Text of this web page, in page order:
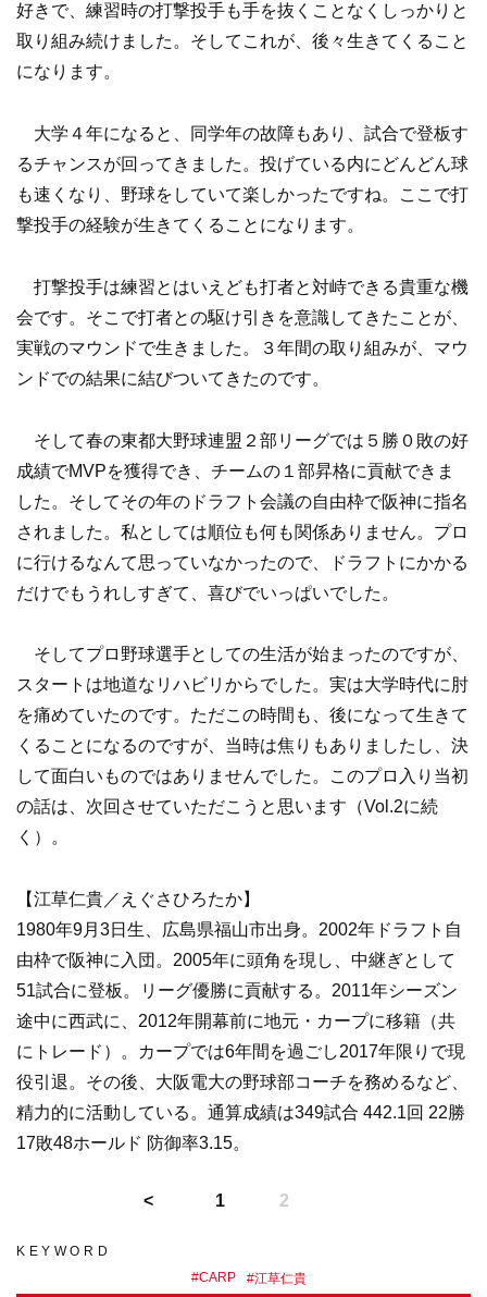
好きで、練習時の打撃投手も手を抜くことなくしっかりと
取り組み続けました。そしてこれが、後々生きてくること
になります。
大学４年になると、同学年の故障もあり、試合で登板す
るチャンスが回ってきました。投げている内にどんどん球
も速くなり、野球をしていて楽しかったですね。ここで打
撃投手の経験が生きてくることになります。
打撃投手は練習とはいえども打者と対峙できる貴重な機
会です。そこで打者との駆け引きを意識してきたことが、
実戦のマウンドで生きました。３年間の取り組みが、マウ
ンドでの結果に結びついてきたのです。
そして春の東都大野球連盟２部リーグでは５勝０敗の好
成績でMVPを獲得でき、チームの１部昇格に貢献できま
した。そしてその年のドラフト会議の自由枠で阪神に指名
されました。私としては順位も何も関係ありません。プロ
に行けるなんて思っていなかったので、ドラフトにかかる
だけでもうれしすぎて、喜びでいっぱいでした。
そしてプロ野球選手としての生活が始まったのですが、
スタートは地道なリハビリからでした。実は大学時代に肘
を痛めていたのです。ただこの時間も、後になって生きて
くることになるのですが、当時は焦りもありましたし、決
して面白いものではありませんでした。このプロ入り当初
の話は、次回させていただこうと思います（Vol.2に続
く）。
【江草仁貴／えぐさひろたか】
1980年9月3日生、広島県福山市出身。2002年ドラフト自
由枠で阪神に入団。2005年に頭角を現し、中継ぎとして
51試合に登板。リーグ優勝に貢献する。2011年シーズン
途中に西武に、2012年開幕前に地元・カープに移籍（共
にトレード）。カープでは6年間を過ごし2017年限りで現
役引退。その後、大阪電大の野球部コーチを務めるなど、
精力的に活動している。通算成績は349試合 442.1回 22勝
17敗48ホールド 防御率3.15。
1 2
KEYWORD
#CARP #江草仁貴